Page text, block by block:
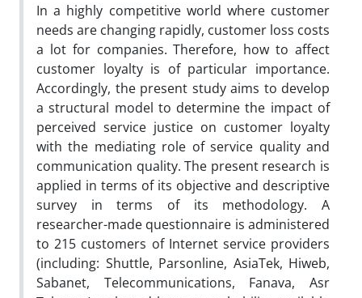
In a highly competitive world where customer
needs are changing rapidly, customer loss costs
a lot for companies. Therefore, how to affect
customer loyalty is of particular importance.
Accordingly, the present study aims to develop
a structural model to determine the impact of
perceived service justice on customer loyalty
with the mediating role of service quality and
communication quality. The present research is
applied in terms of its objective and descriptive
survey in terms of its methodology. A
researcher-made questionnaire is administered
to 215 customers of Internet service providers
(including: Shuttle, Parsonline, AsiaTek, Hiweb,
Sabanet, Telecommunications, Fanava, Asr